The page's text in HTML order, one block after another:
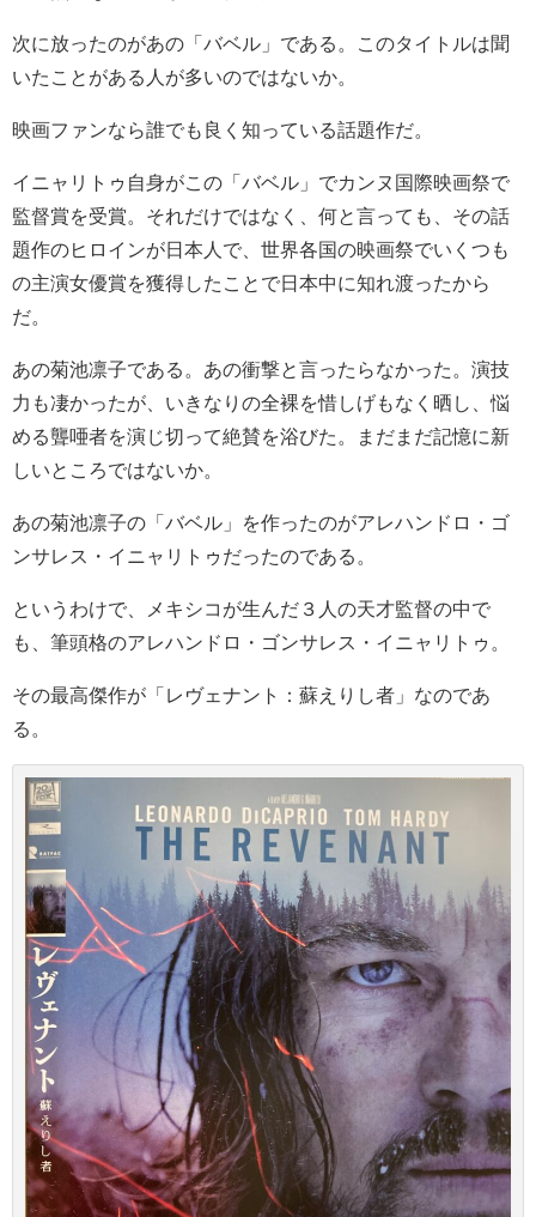
次に放ったのがあの「バベル」である。このタイトルは聞
いたことがある人が多いのではないか。
映画ファンなら誰でも良く知っている話題作だ。
イニャリトゥ自身がこの「バベル」でカンヌ国際映画祭で
監督賞を受賞。それだけではなく、何と言っても、その話
題作のヒロインが日本人で、 世界各国の映画祭でいくつも
の主演女優賞を獲得したことで日本中に知れ渡ったから
だ。
あの菊池凛子である。あの衝撃と言ったらなかった。演技
力も凄かったが、いきなりの全裸を惜しげもなく晒し、悩
める聾唖者を演じ切って絶賛を浴びた。まだまだ記憶に新
しいところではないか。
あの菊池凛子の「バベル」を作ったのがアレハンドロ・ゴ
ンサレス・イニャリトゥだったのである。
というわけで、メキシコが生んだ３人の天才監督の中で
も、筆頭格のアレハンドロ・ゴンサレス・イニャリトゥ。
その最高傑作が「レヴェナント：蘇えりし者」なのであ
る。